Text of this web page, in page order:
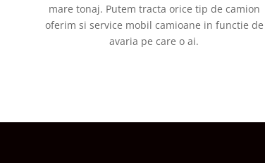
mare tonaj. Putem tracta orice tip de camion
oferim si service mobil camioane in functie de
avaria pe care o ai.